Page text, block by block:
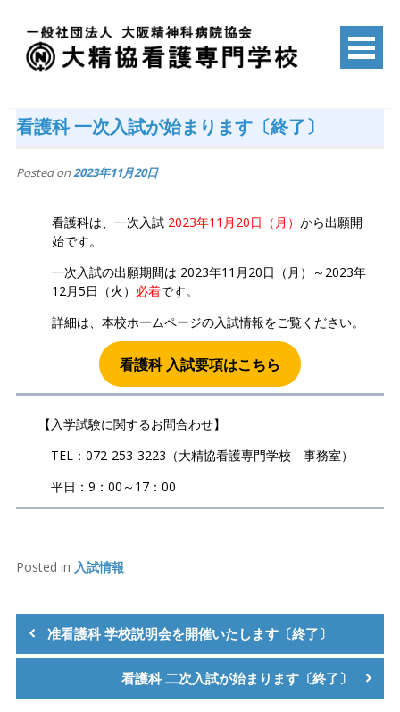
content
大精協看護専門学校
看護科 一次入試が始まります〔終了〕
Posted on2023年11月20日
看護科は、一次入試 2023年11月20日（月） から出願開
始です。
一次入試の出願期間は 2023年11月20日（月）～2023年
12月5日（火） 必着です。
詳細は、本校ホームページの入試情報をご覧ください。
看護科 入試要項はこちら
【入学試験に関するお問合わせ】
TEL：072-253-3223（大精協看護専門学校 事務室）
平日：9：00～17：00
Posted in 入試情報
投
稿
ナ
准看護科 学校説明会を開催いたします〔終了〕
看護科 二次入試が始まります〔終了〕